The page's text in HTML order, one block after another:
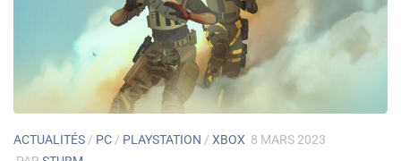
ACTUALITÉS / PC / PLAYSTATION / XBOX 8 MARS 2023